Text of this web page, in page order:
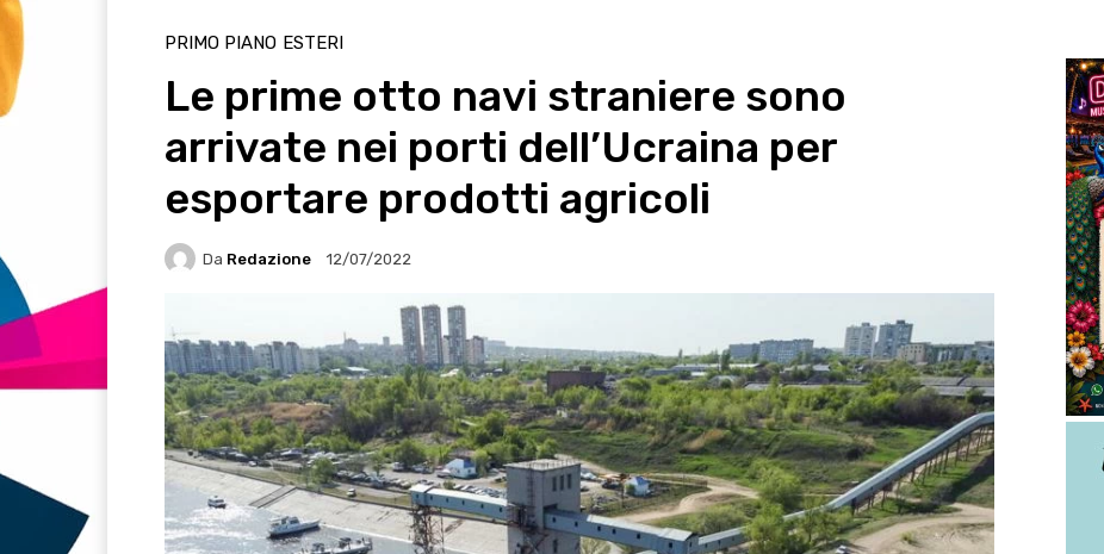
PRIMO PIANO ESTERI
Le prime otto navi straniere sono
arrivate nei porti dell’Ucraina per
esportare prodotti agricoli
Da Redazione 12/07/2022